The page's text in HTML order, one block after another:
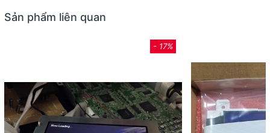
Sản phẩm liên quan
- 17%